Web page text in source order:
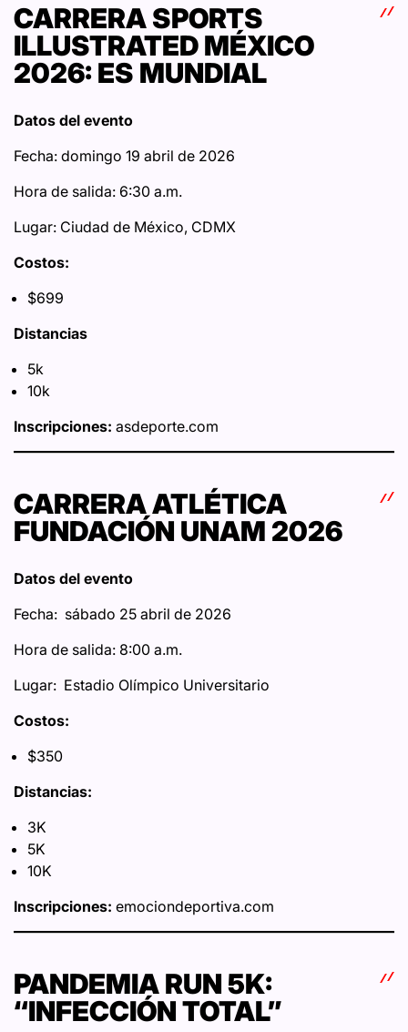
CARRERA SPORTS
ILLUSTRATED MÉXICO
2026: ES MUNDIAL
Datos del evento
Fecha: domingo 19 abril de 2026
Hora de salida: 6:30 a.m.
Lugar: Ciudad de México, CDMX
Costos:
$699
Distancias
5k
10k
Inscripciones: asdeporte.com
CARRERA ATLÉTICA
FUNDACIÓN UNAM 2026
Datos del evento
Fecha: sábado 25 abril de 2026
Hora de salida: 8:00 a.m.
Lugar: Estadio Olímpico Universitario
Costos:
$350
Distancias:
3K
5K
10K
Inscripciones: emociondeportiva.com
PANDEMIA RUN 5K:
“INFECCIÓN TOTAL”